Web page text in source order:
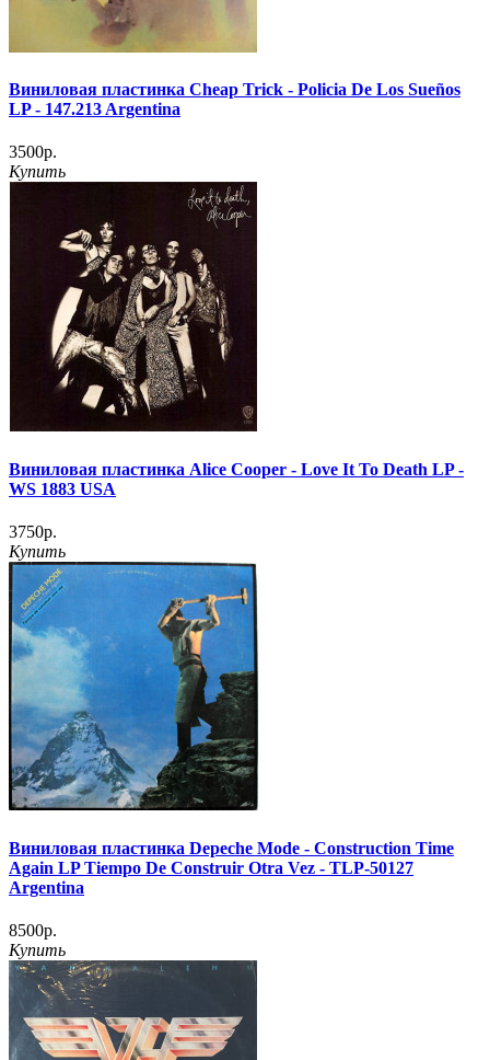
Виниловая пластинка Cheap Trick - Policia De Los Sueños
LP - 147.213 Argentina
3500р.
Купить
Виниловая пластинка Alice Cooper - Love It To Death LP -
WS 1883 USA
3750р.
Купить
Виниловая пластинка Depeche Mode - Construction Time
Again LP Tiempo De Construir Otra Vez - TLP-50127
Argentina
8500р.
Купить